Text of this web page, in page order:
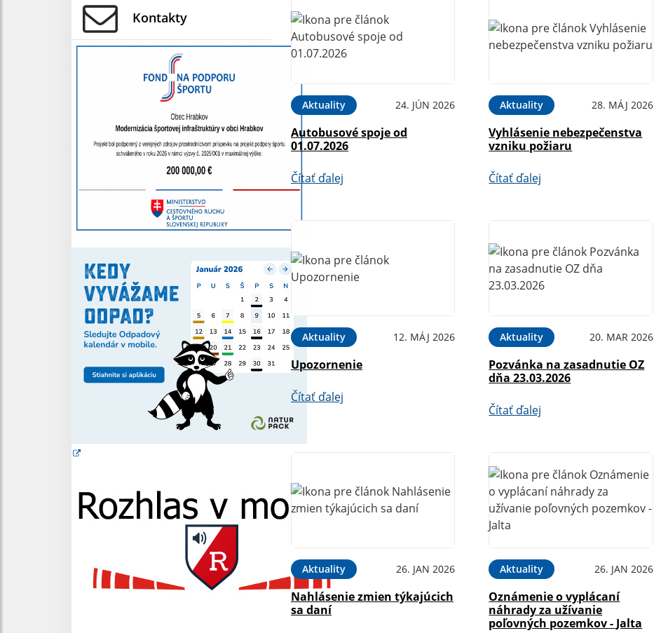
Kontakty
Aktuality 24. JÚN 2026
Autobusové spoje od
01.07.2026
Čítať ďalej
Aktuality 28. MÁJ 2026
Vyhlásenie nebezpečenstva
vzniku požiaru
Čítať ďalej
Aktuality 12. MÁJ 2026
Upozornenie
Čítať ďalej
Aktuality 20. MAR 2026
Pozvánka na zasadnutie OZ
dňa 23.03.2026
Čítať ďalej
Aktuality 26. JAN 2026
Nahlásenie zmien týkajúcich
sa daní
Aktuality 26. JAN 2026
Oznámenie o vyplácaní
náhrady za užívanie
poľovných pozemkov - Jalta